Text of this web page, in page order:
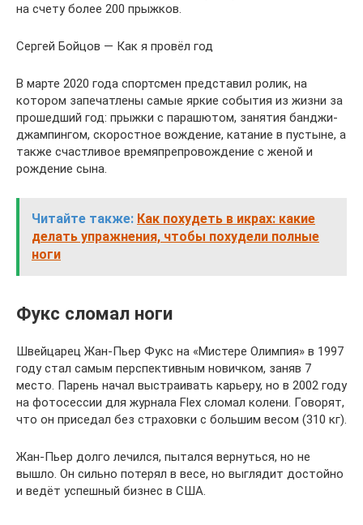
на счету более 200 прыжков.
Сергей Бойцов — Как я провёл год
В марте 2020 года спортсмен представил ролик, на
котором запечатлены самые яркие события из жизни за
прошедший год: прыжки с парашютом, занятия банджи-
джампингом, скоростное вождение, катание в пустыне, а
также счастливое времяпрепровождение с женой и
рождение сына.
Читайте также: Как похудеть в икрах: какие
делать упражнения, чтобы похудели полные
ноги
Фукс сломал ноги
Швейцарец Жан-Пьер Фукс на «Мистере Олимпия» в 1997
году стал самым перспективным новичком, заняв 7
место. Парень начал выстраивать карьеру, но в 2002 году
на фотосессии для журнала Flex сломал колени. Говорят,
что он приседал без страховки с большим весом (310 кг).
Жан-Пьер долго лечился, пытался вернуться, но не
вышло. Он сильно потерял в весе, но выглядит достойно
и ведёт успешный бизнес в США.